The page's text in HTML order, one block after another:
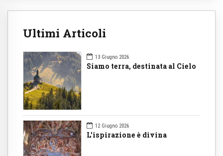
Ultimi Articoli
13 Giugno 2026
Siamo terra, destinata al Cielo
12 Giugno 2026
L'ispirazione è divina